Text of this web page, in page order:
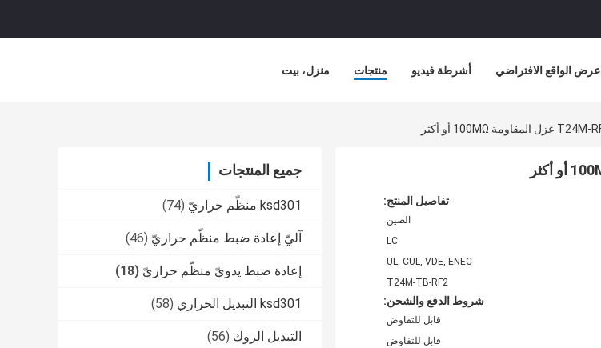
منزل، بيت منتجات أشرطة فيديو عرض الواقع الافتراضي
جميع المنتجات
ksd301 منظّم حراريّ (74)
آليّ إعادة ضبط منظّم حراريّ (46)
إعادة ضبط يدويّ منظّم حراريّ (18)
ksd301 التبديل الحراري (58)
التبديل الروك (56)
تفاصيل المنتج:
الصين
LC
UL, CUL, VDE, ENEC
T24M-TB-RF2
شروط الدفع والشحن:
قابل للتفاوض
قابل للتفاوض